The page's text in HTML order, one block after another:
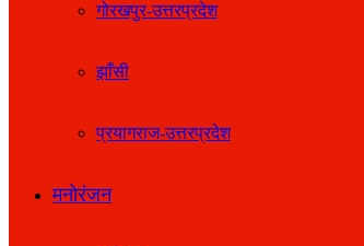
गोरखपुर-उत्तरप्रदेश
झाँसी
प्रयागराज-उत्तरप्रदेश
मनोरंजन